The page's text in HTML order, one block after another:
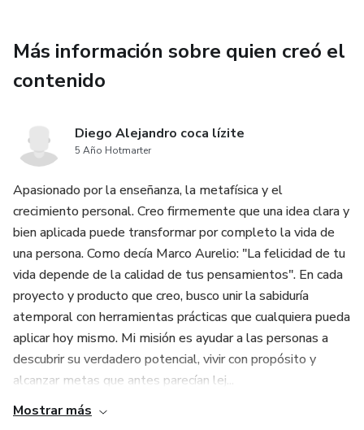
Nada automático. Cada proyecto es tratado con intención y
estrategia.
empiece a trabajar por ti, estás en el lugar correcto.
📩 Escríbenos y llevemos tu contenido al siguiente nivel.
Más información sobre quien creó el
contenido
Diego Alejandro coca lízite
5 Año Hotmarter
Apasionado por la enseñanza, la metafísica y el
crecimiento personal. Creo firmemente que una idea clara y
bien aplicada puede transformar por completo la vida de
una persona. Como decía Marco Aurelio: "La felicidad de tu
vida depende de la calidad de tus pensamientos". En cada
proyecto y producto que creo, busco unir la sabiduría
atemporal con herramientas prácticas que cualquiera pueda
aplicar hoy mismo. Mi misión es ayudar a las personas a
descubrir su verdadero potencial, vivir con propósito y
alcanzar metas que antes parecían lej...
Mostrar más